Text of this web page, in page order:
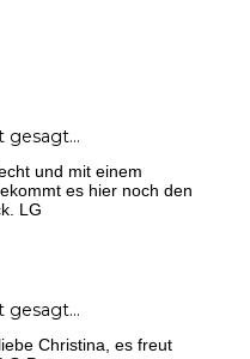
gesagt…
und mit einem
es hier noch den
LG
gesagt…
Christina, es freut